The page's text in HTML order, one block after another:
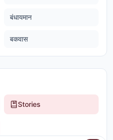
बंधायमान
बकवास
Stories